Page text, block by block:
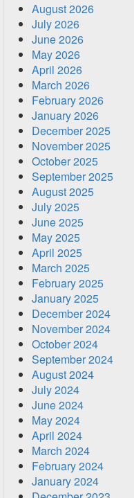
August 2026
July 2026
June 2026
May 2026
April 2026
March 2026
February 2026
January 2026
December 2025
November 2025
October 2025
September 2025
August 2025
July 2025
June 2025
May 2025
April 2025
March 2025
February 2025
January 2025
December 2024
November 2024
October 2024
September 2024
August 2024
July 2024
June 2024
May 2024
April 2024
March 2024
February 2024
January 2024